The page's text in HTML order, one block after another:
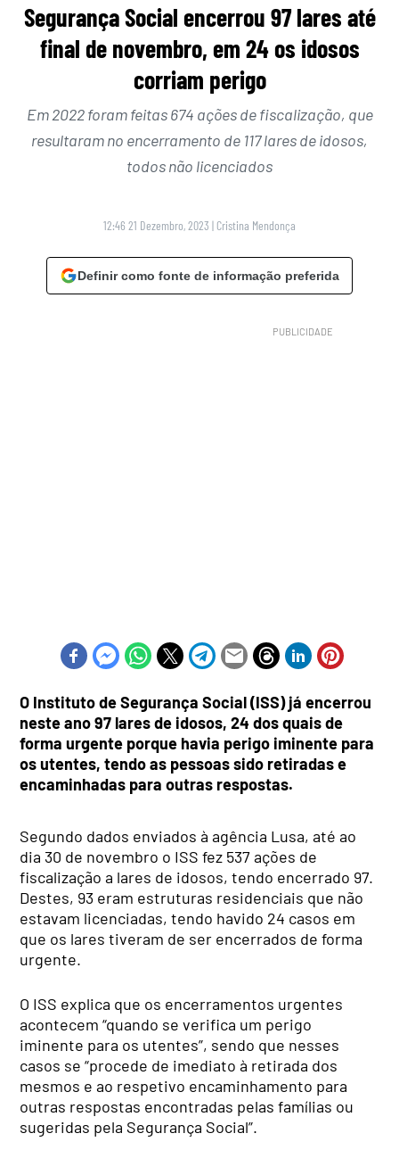
Segurança Social encerrou 97 lares até
final de novembro, em 24 os idosos
corriam perigo
Em 2022 foram feitas 674 ações de fiscalização, que
resultaram no encerramento de 117 lares de idosos,
todos não licenciados
12:46 21 Dezembro, 2023 | Cristina Mendonça
Definir como fonte de informação preferida
O Instituto de Segurança Social (ISS) já encerrou
neste ano 97 lares de idosos, 24 dos quais de
forma urgente porque havia perigo iminente para
os utentes, tendo as pessoas sido retiradas e
encaminhadas para outras respostas.
Segundo dados enviados à agência Lusa, até ao
dia 30 de novembro o ISS fez 537 ações de
fiscalização a lares de idosos, tendo encerrado 97.
Destes, 93 eram estruturas residenciais que não
estavam licenciadas, tendo havido 24 casos em
que os lares tiveram de ser encerrados de forma
urgente.
O ISS explica que os encerramentos urgentes
acontecem “quando se verifica um perigo
iminente para os utentes”, sendo que nesses
casos se “procede de imediato à retirada dos
mesmos e ao respetivo encaminhamento para
outras respostas encontradas pelas famílias ou
sugeridas pela Segurança Social”.